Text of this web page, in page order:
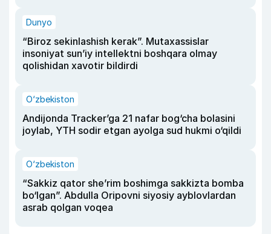
Dunyo
“Biroz sekinlashish kerak”. Mutaxassislar
insoniyat sun’iy intellektni boshqara olmay
qolishidan xavotir bildirdi
O‘zbekiston
Andijonda Tracker’ga 21 nafar bog‘cha bolasini
joylab, YTH sodir etgan ayolga sud hukmi o‘qildi
O‘zbekiston
“Sakkiz qator she’rim boshimga sakkizta bomba
bo‘lgan”. Abdulla Oripovni siyosiy ayblovlardan
asrab qolgan voqea